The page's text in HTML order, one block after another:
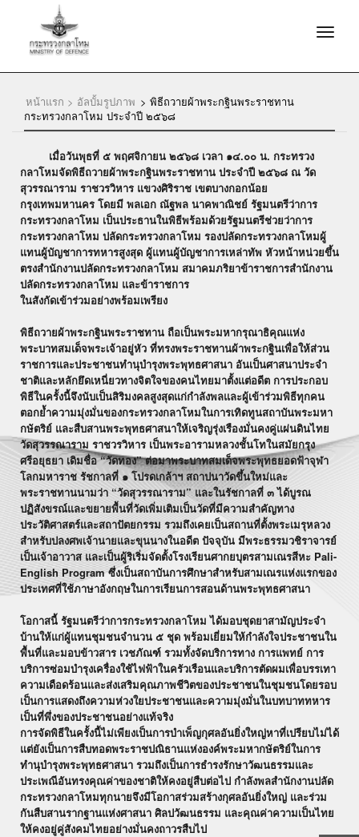
หน้าแรก > อัลบั้มรูปภาพ > พิธีถวายผ้าพระกฐินพระราชทาน
กระทรวงกลาโหม ประจำปี ๒๕๖๘
เมื่อวันพุธที่ ๕ พฤศจิกายน ๒๕๖๘ เวลา ๑๔.๐๐ น. กระทรวง
กลาโหมจัดพิธีถวายผ้าพระกฐินพระราชทาน ประจำปี ๒๕๖๘ ณ วัด
สุวรรณาราม ราชวรวิหาร แขวงศิริราช เขตบางกอกน้อย
กรุงเทพมหานคร โดยมี พลเอก ณัฐพล นาคพาณิชย์ รัฐมนตรีว่าการ
กระทรวงกลาโหม เป็นประธานในพิธีพร้อมด้วยรัฐมนตรีช่วยว่าการ
กระทรวงกลาโหม ปลัดกระทรวงกลาโหม รองปลัดกระทรวงกลาโหมผู้
แทนผู้บัญชาการทหารสูงสุด ผู้แทนผู้บัญชาการเหล่าทัพ หัวหน้าหน่วยขึ้น
ตรงสำนักงานปลัดกระทรวงกลาโหม สมาคมภริยาข้าราชการสำนักงาน
ปลัดกระทรวงกลาโหม และข้าราชการ
ในสังกัดเข้าร่วมอย่างพร้อมเพรียง
​พิธีถวายผ้าพระกฐินพระราชทาน ถือเป็นพระมหากรุณาธิคุณแห่ง
พระบาทสมเด็จพระเจ้าอยู่หัว ที่ทรงพระราชทานผ้าพระกฐินเพื่อให้ส่วน
ราชการและประชาชนทำนุบำรุงพระพุทธศาสนา อันเป็นศาสนาประจำ
ชาติและหลักยึดเหนี่ยวทางจิตใจของคนไทยมาตั้งแต่อดีต การประกอบ
พิธีในครั้งนี้จึงนับเป็นสิริมงคลสูงสุดแก่กำลังพลและผู้เข้าร่วมพิธีทุกคน
ตอกย้ำความมุ่งมั่นของกระทรวงกลาโหมในการเทิดทูนสถาบันพระมหา
กษัตริย์ และสืบสานพระพุทธศาสนาให้เจริญรุ่งเรืองมั่นคงคู่แผ่นดินไทย ​
วัดสุวรรณาราม ราชวรวิหาร เป็นพระอารามหลวงชั้นโทในสมัยกรุง
ศรีอยุธยา เดิมชื่อ “วัดทอง” ต่อมาพระบาทสมเด็จพระพุทธยอดฟ้าจุฬา
โลกมหาราช รัชกาลที่ ๑ โปรดเกล้าฯ สถาปนาวัดขึ้นใหม่และ
พระราชทานนามว่า “วัดสุวรรณาราม” และในรัชกาลที่ ๓ ได้บูรณ
ปฏิสังขรณ์และขยายพื้นที่วัดเพิ่มเติมเป็นวัดที่มีความสำคัญทาง
ประวัติศาสตร์และสถาปัตยกรรม รวมถึงเคยเป็นสถานที่ตั้งพระเมรุหลวง
สำหรับปลงศพเจ้านายและขุนนางในอดีต ปัจจุบัน มีพระธรรมวชิราจารย์
เป็นเจ้าอาวาส และเป็นผู้ริเริ่มจัดตั้งโรงเรียนศากยบุตรสามเณรสีหะ Pali-
English Program ซึ่งเป็นสถาบันการศึกษาสำหรับสามเณรแห่งแรกของ
ประเทศที่ใช้ภาษาอังกฤษในการเรียนการสอนด้านพระพุทธศาสนา
​โอกาสนี้ รัฐมนตรีว่าการกระทรวงกลาโหม ได้มอบชุดยาสามัญประจำ
บ้านให้แก่ผู้แทนชุมชนจำนวน ๕ ชุด พร้อมเยี่ยมให้กำลังใจประชาชนใน
พื้นที่และมอบข้าวสาร เวชภัณฑ์ รวมทั้งจัดบริการทาง การแพทย์ การ
บริการซ่อมบำรุงเครื่องใช้ไฟฟ้าในครัวเรือนและบริการตัดผมเพื่อบรรเทา
ความเดือดร้อนและส่งเสริมคุณภาพชีวิตของประชาชนในชุมชนโดยรอบ
เป็นการแสดงถึงความห่วงใยประชาชนและความมุ่งมั่นในบทบาททหาร
เป็นที่พึ่งของประชาชนอย่างแท้จริง
​การจัดพิธีในครั้งนี้ไม่เพียงเป็นการบำเพ็ญกุศลอันยิ่งใหญ่หาที่เปรียบไม่ได้
แต่ยังเป็นการสืบทอดพระราชปณิธานแห่งองค์พระมหากษัตริย์ในการ
ทำนุบำรุงพระพุทธศาสนา รวมถึงเป็นการธำรงรักษาวัฒนธรรมและ
ประเพณีอันทรงคุณค่าของชาติให้คงอยู่สืบต่อไป กำลังพลสำนักงานปลัด
กระทรวงกลาโหมทุกนายจึงมีโอกาสร่วมสร้างกุศลอันยิ่งใหญ่ และร่วม
กันสืบสานรากฐานแห่งศาสนา ศิลปวัฒนธรรม และคุณค่าความเป็นไทย
ให้คงอยู่คู่สังคมไทยอย่างมั่นคงถาวรสืบไป